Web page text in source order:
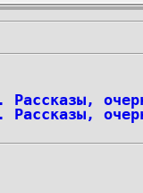
Рассказы,
Рассказы,